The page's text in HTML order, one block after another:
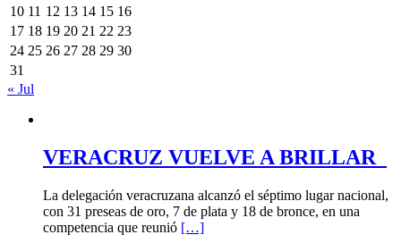
10 11 12 13 14 15 16
17 18 19 20 21 22 23
24 25 26 27 28 29 30
31
« Jul
VERACRUZ VUELVE A BRILLAR
La delegación veracruzana alcanzó el séptimo lugar nacional,
con 31 preseas de oro, 7 de plata y 18 de bronce, en una
competencia que reunió […]